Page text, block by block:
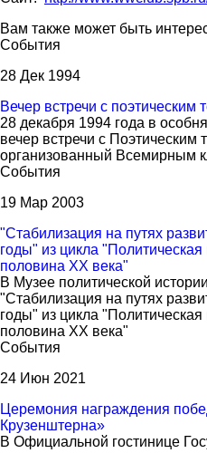
Вам также может быть
События
28 Дек 1994
Вечер встречи с поэтическим
28 декабря 1994 года в
вечер встречи с Поэтическим
организованный Всемирным
События
19 Мар 2003
"Стабилизация на путях
годы" из цикла "Политическая
половина ХХ века"
В Музее политической
"Стабилизация на путях
годы" из цикла "Политическая
половина ХХ века"
События
24 Июн 2021
Церемония награждения
Крузенштерна»
В Официальной гостинице